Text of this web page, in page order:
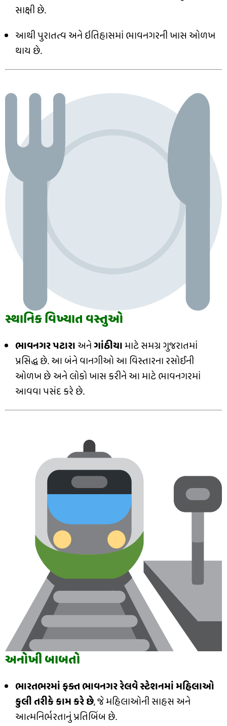
સાક્ષી છે.
આથી પુરાતત્વ અને ઇતિહાસમાં ભાવનગરની ખાસ ઓળખ
થાય છે.
સ્થાનિક વિખ્યાત વસ્તુઓ
ભાવનગર પટારાઅનેગાંઠીયામાટે સમગ્ર ગુજરાતમાં
પ્રસિદ્ધ છે. આ બંને વાનગીઓ આ વિસ્તારના રસોઈની
ઓળખ છે અને લોકો ખાસ કરીને આ માટે ભાવનગરમાં
આવવા પસંદ કરે છે.
અનોખી બાબતો
ભારતભરમાં ફક્ત ભાવનગર રેલવે સ્ટેશનમાં મહિલાઓ
કુલી તરીકે કામ કરે છે, જે મહિલાઓની સાહસ અને
આત્મનિર્ભરતાનું પ્રતિબિંબ છે.